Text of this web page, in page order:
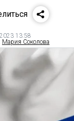
13:58
Мария Соколова